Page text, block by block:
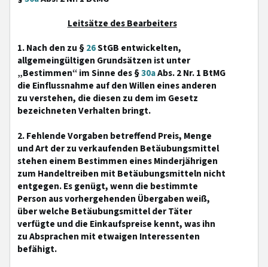
Leitsätze des Bearbeiters
1. Nach den zu §26StGB entwickelten,
allgemeingültigen Grundsätzen ist unter
„Bestimmen“ im Sinne des §30aAbs. 2 Nr. 1 BtMG
die Einflussnahme auf den Willen eines anderen
zu verstehen, die diesen zu dem im Gesetz
bezeichneten Verhalten bringt.
2. Fehlende Vorgaben betreffend Preis, Menge
und Art der zu verkaufenden Betäubungsmittel
stehen einem Bestimmen eines Minderjährigen
zum Handeltreiben mit Betäubungsmitteln nicht
entgegen. Es genügt, wenn die bestimmte
Person aus vorhergehenden Übergaben weiß,
über welche Betäubungsmittel der Täter
verfügte und die Einkaufspreise kennt, was ihn
zu Absprachen mit etwaigen Interessenten
befähigt.